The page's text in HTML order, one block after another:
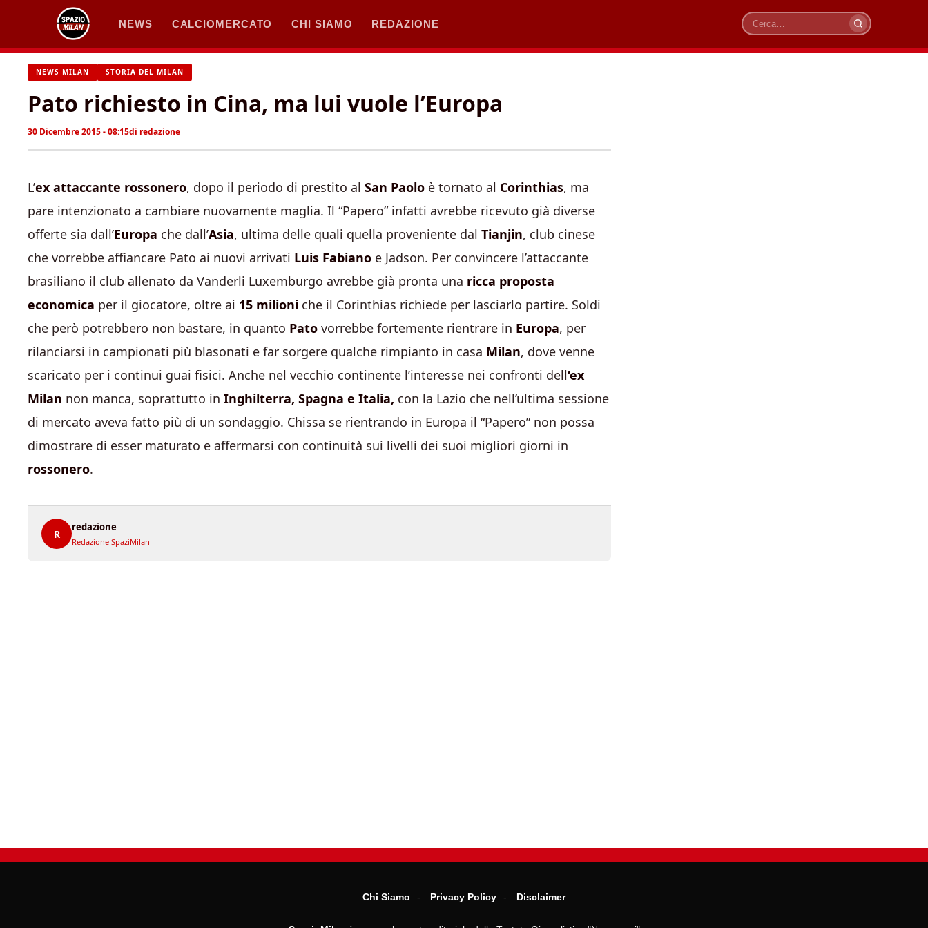
contenuto
NEWS CALCIOMERCATO CHI SIAMO REDAZIONE
Cerca
NEWS MILAN STORIA DEL MILAN
Pato richiesto in Cina, ma lui vuole l’Europa
30 Dicembre 2015 - 08:15di redazione
L’ex attaccante rossonero, dopo il periodo di prestito al San Paolo è tornato al Corinthias, ma
pare intenzionato a cambiare nuovamente maglia. Il “Papero” infatti avrebbe ricevuto già diverse
offerte sia dall’Europa che dall’Asia, ultima delle quali quella proveniente dal Tianjin, club cinese
che vorrebbe affiancare Pato ai nuovi arrivati Luis Fabiano e Jadson. Per convincere l’attaccante
brasiliano il club allenato da Vanderli Luxemburgo avrebbe già pronta una ricca proposta
economica per il giocatore, oltre ai 15 milioni che il Corinthias richiede per lasciarlo partire. Soldi
che però potrebbero non bastare, in quanto Pato vorrebbe fortemente rientrare in Europa, per
rilanciarsi in campionati più blasonati e far sorgere qualche rimpianto in casa Milan, dove venne
scaricato per i continui guai fisici. Anche nel vecchio continente l’interesse nei confronti dell‘ex
Milan non manca, soprattutto in Inghilterra, Spagna e Italia, con la Lazio che nell’ultima sessione
di mercato aveva fatto più di un sondaggio. Chissa se rientrando in Europa il “Papero” non possa
dimostrare di esser maturato e affermarsi con continuità sui livelli dei suoi migliori giorni in
rossonero.
R
redazione
Redazione SpaziMilan
Chi Siamo Privacy Policy Disclaimer